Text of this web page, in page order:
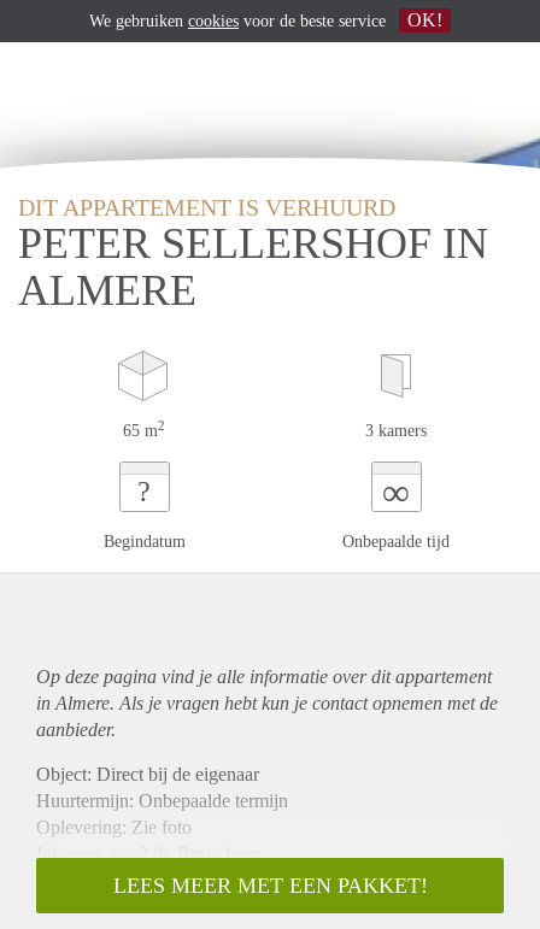
DIT APPARTEMENT IS VERHUURD
PETER SELLERSHOF IN
ALMERE
65 m2 3 kamers
?
Begindatum
∞
Onbepaalde tijd
Op deze pagina vind je alle informatie over ditappartement
in Almere. Als je vragen hebt kun je contact opnemen met de
aanbieder.
Object: Direct bij de eigenaar
Huurtermijn: Onbepaalde termijn
Oplevering: Zie foto
Inkomen eis: 3,0x Bruto huur
Garantiestelling mogelijk: Ja
Borg: 1 Maand
LEES MEER MET EEN PAKKET!
We gebruiken cookies voor de beste service OK!